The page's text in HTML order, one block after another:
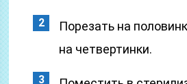
Порезать на
на четвертинки.